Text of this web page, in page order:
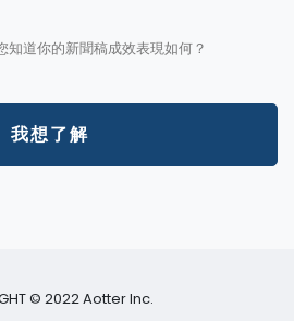
道你的新聞稿成效表現如何？
我想了解
© 2022 Aotter Inc.